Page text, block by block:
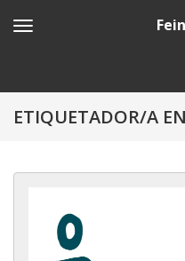
ETIQUETADOR/A